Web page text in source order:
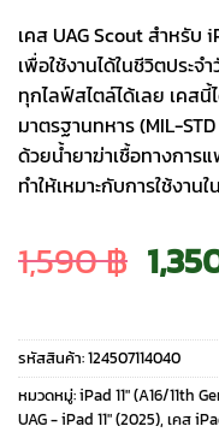
เคส UAG Scout สำหรับ
เพื่อใช้งานได้ในชีวิตประ
ทุกไลฟ์สไตล์ได้เลย เคส
มาตรฐานทหาร (MIL-
ด้วยน้ำยาฆ่าเชื้อทางกา
ทำให้เหมาะกับการใช้งา
1,590฿
was:
รหัสสินค้า:124507114040
หมวดหมู่:iPad 11″ (A16/11th
UAG - iPad 11" (2025), เคส